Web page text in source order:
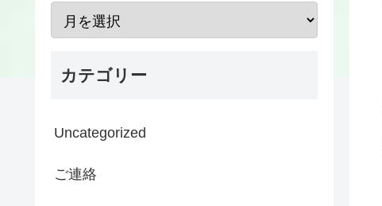
カテゴリー
Uncategorized
ご連絡